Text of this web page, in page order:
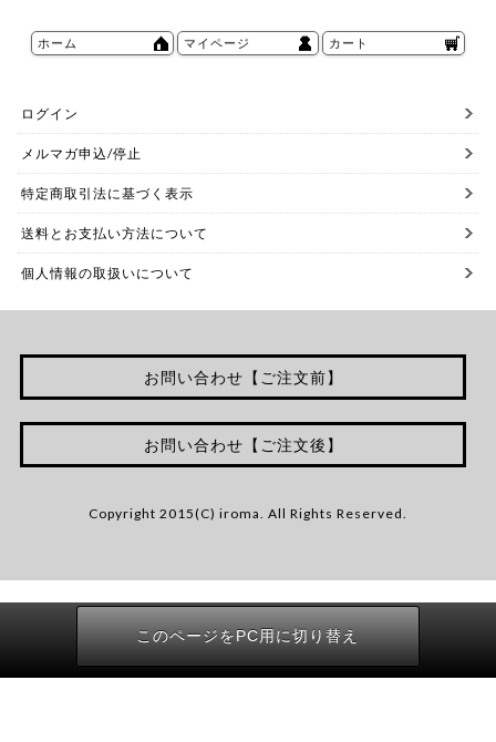
ホーム マイページ カート
ログイン
メルマガ申込/停止
特定商取引法に基づく表示
送料とお支払い方法について
個人情報の取扱いについて
お問い合わせ【ご注文前】
お問い合わせ【ご注文後】
Copyright 2015(C) iroma. All Rights Reserved.
このページをPC用に切り替え